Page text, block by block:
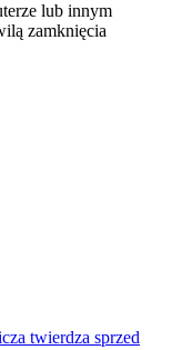
lub innym
zamknięcia
twierdza sprzed